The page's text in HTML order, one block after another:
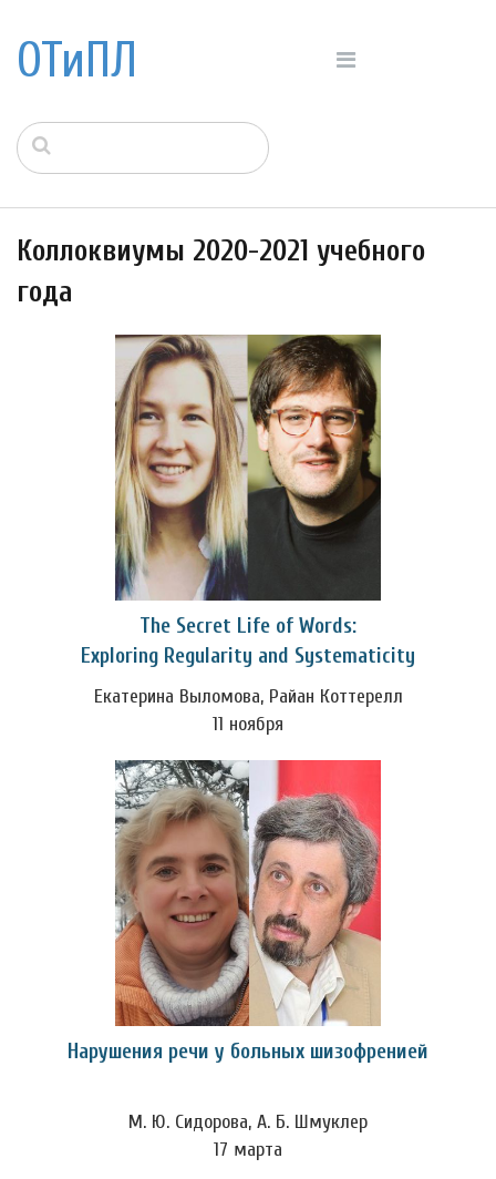
ОТиПЛ
Коллоквиумы 2020-2021 учебного
года
The Secret Life of Words:
Exploring Regularity and Systematicity
Екатерина Выломова, Райан Коттерелл
11 ноября
Нарушения речи у больных шизофренией
М. Ю. Сидорова, А. Б. Шмуклер
17 марта